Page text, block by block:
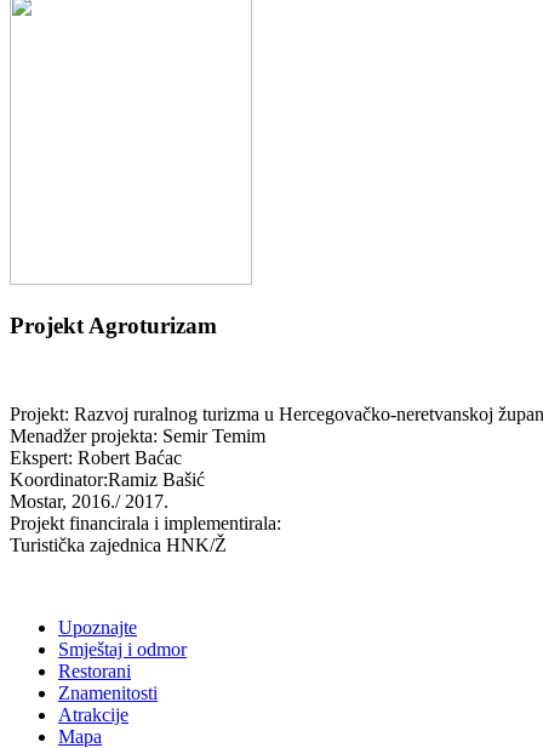
Projekt Agroturizam
Projekt: Razvoj ruralnog turizma u Hercegovačko-neretvanskoj
Menadžer projekta: Semir Temim
Ekspert: Robert Baćac
Koordinator:Ramiz Bašić
Mostar, 2016./ 2017.
Projekt financirala i implementirala:
Turistička zajednica HNK/Ž
Upoznajte
Smještaj i odmor
Restorani
Znamenitosti
Atrakcije
Mapa